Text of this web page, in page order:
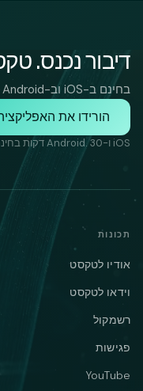
דיבור נכנס.
בחינם ב-iOS וב-Android — כולל 30 דקות תמלול.
הורידו את
iOS ו-Android. 30 דקות בחינם, בלי כרטיס.
תכונות
אודיו לטקסט
וידאו לטקסט
רשמקול
פגישות
YouTube